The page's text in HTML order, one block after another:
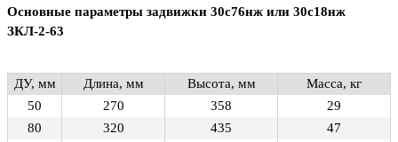
Основные параметры задвижки 30с76нж или 30с18нж
ЗКЛ-2-63
ДУ, мм Длина, мм Высота, мм
Масса, кг
50
270 358
29
80
320 435
47